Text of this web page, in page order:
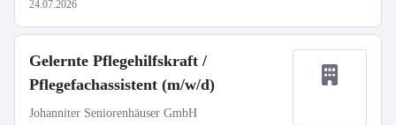
24.07.2026
Gelernte Pflegehilfskraft /
Pflegefachassistent (m/w/d)
Johanniter Seniorenhäuser GmbH